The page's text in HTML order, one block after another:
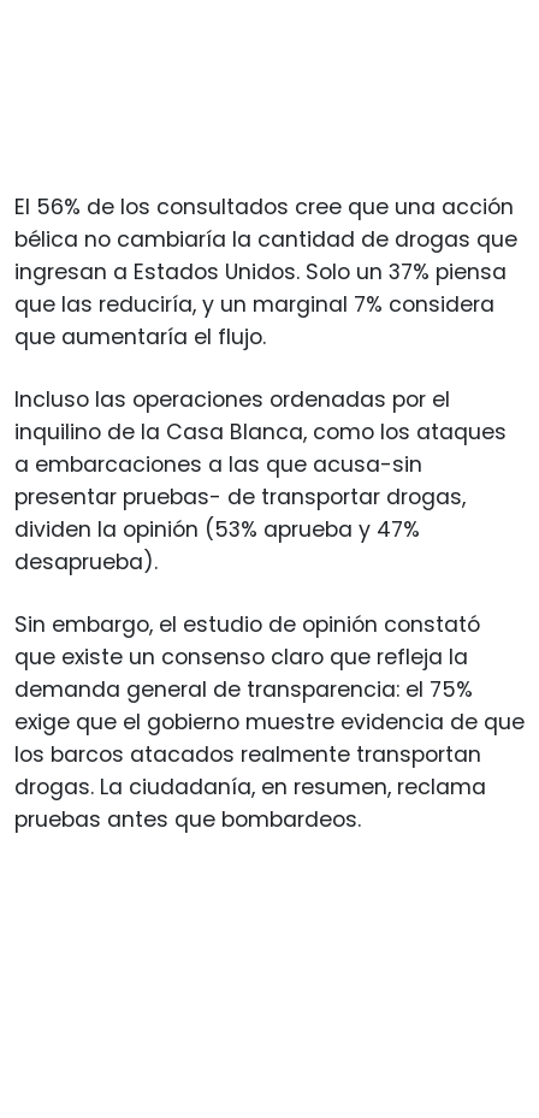
El 56% de los consultados cree que una acción
bélica no cambiaría la cantidad de drogas que
ingresan a Estados Unidos. Solo un 37% piensa
que las reduciría, y un marginal 7% considera
que aumentaría el flujo.
Incluso las operaciones ordenadas por el
inquilino de la Casa Blanca, como los ataques
a embarcaciones a las que acusa-sin
presentar pruebas- de transportar drogas,
dividen la opinión (53% aprueba y 47%
desaprueba).
Sin embargo, el estudio de opinión constató
que existe un consenso claro que refleja la
demanda general de transparencia: el 75%
exige que el gobierno muestre evidencia de que
los barcos atacados realmente transportan
drogas. La ciudadanía, en resumen, reclama
pruebas antes que bombardeos.